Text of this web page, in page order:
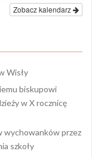
Zobacz kalendarz
Wisły
biskupowi
w X rocznicę
wychowanków przez
szkoły